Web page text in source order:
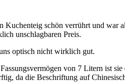
schön verrührt und war
unschlagbaren Preis.
optisch nicht wirklich gut.
von 7 Litern ist
da die Beschriftung auf